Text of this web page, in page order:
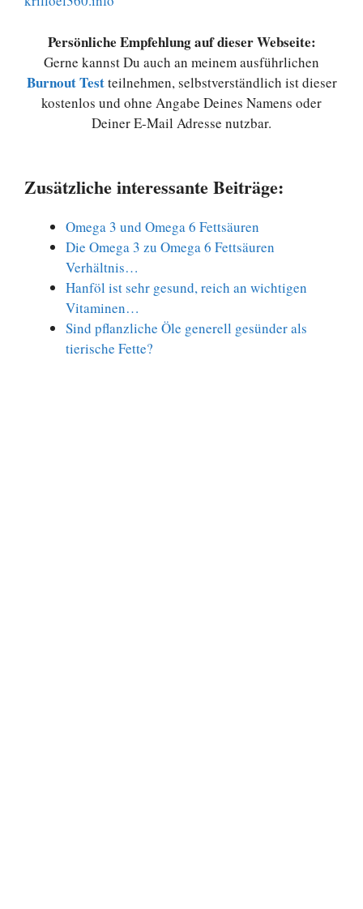
Persönliche Empfehlung auf dieser Webseite:
Gerne kannst Du auch an meinem ausführlichen
Burnout Testteilnehmen, selbstverständlich ist dieser
kostenlos und ohne Angabe Deines Namens oder
Deiner E-Mail Adresse nutzbar.
Zusätzliche interessante Beiträge:
Omega 3 und Omega 6 Fettsäuren
Die Omega 3 zu Omega 6 Fettsäuren
Verhältnis…
Hanföl ist sehr gesund, reich an wichtigen
Vitaminen…
Sind pflanzliche Öle generell gesünder als
tierische Fette?